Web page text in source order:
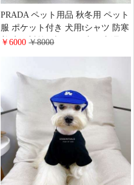
PRADA ペット用品 秋冬用 ペット
服 ポケット付き 犬用tシャツ 防寒
着 寒さ対策 ブランド 犬服 新品
￥6000￥8000